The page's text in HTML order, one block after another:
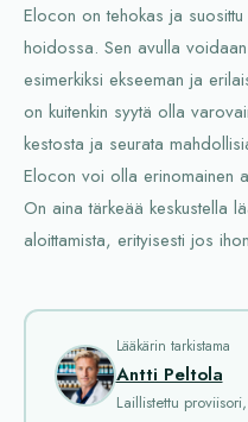
Elocon on tehokas ja
hoidossa. Sen avulla
esimerkiksi ekseeman ja
on kuitenkin syytä olla
kestosta ja seurata
Elocon voi olla erinomainen
On aina tärkeää keskustella
aloittamista, erityisesti jos
Lääkärin tarkistama
Antti Peltola
Laillistettu